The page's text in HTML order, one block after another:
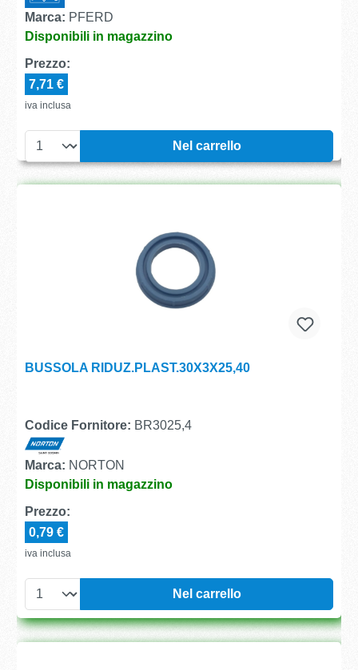
Marca: PFERD
Disponibili in magazzino
Prezzo:
7,71 €
iva inclusa
Nel carrello
BUSSOLA RIDUZ.PLAST.30X3X25,40
Codice Fornitore: BR3025,4
Marca: NORTON
Disponibili in magazzino
Prezzo:
0,79 €
iva inclusa
Nel carrello